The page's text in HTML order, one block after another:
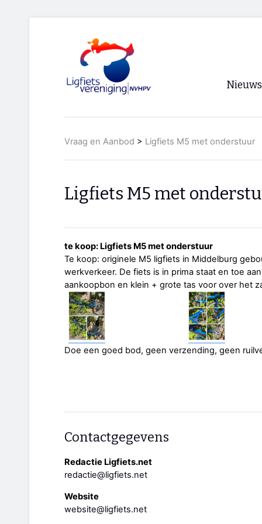
Nieuws
Vraag en Aanbod > Ligfiets M5 met onderstuur
Ligfiets M5 met
te koop: Ligfiets M5 met onderstuur
Te koop: originele M5 ligfiets in Middelburg
werkverkeer. De fiets is in prima staat en toe
aankoopbon en klein + grote tas voor over het
Doe een goed bod, geen verzending, geen
Contactgegevens
Redactie Ligfiets.net
redactie@ligfiets.net
Website
website@ligfiets.net